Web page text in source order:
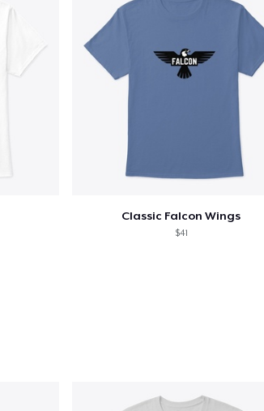
Classic Falcon Wings
$41